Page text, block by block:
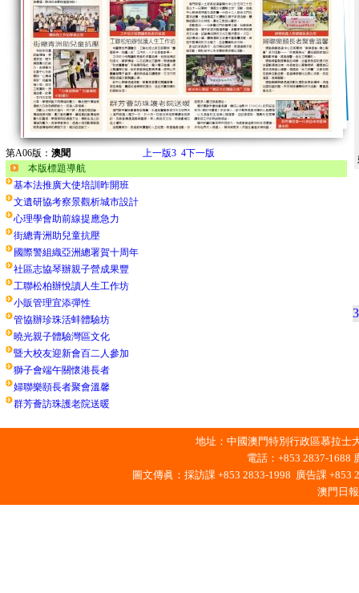
第A06版： 澳聞 上一版3 4下一版
本版標題導航
基本法推廣大使培訓昨開班
文遺研協考察景觀析城市設計
心理學會助前線提應急力
街總青洲助兒童抗壓
國際警組織亞洲總署賀十周年
社區志協琴辦親子營成果豐
工聯松柏辦悅讀人生工作坊
小販管理宜添彈性
管協辦珍珠活蚌體驗坊
曉光親子體驗灣區文化
暨大校友迎新會百二人參加
獅子會端午關懷港長者
婦聯樂頤長者聚會溫馨
群芳薈訪珠護老院送暖
3